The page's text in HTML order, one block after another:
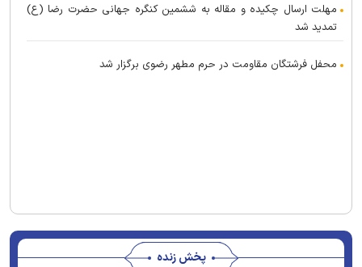
مهلت ارسال چکیده و مقاله به ششمین کنگره جهانی حضرت رضا (ع)
تمدید شد
محفل فرشتگان مقاومت در حرم مطهر رضوی برگزار شد
پخش زنده